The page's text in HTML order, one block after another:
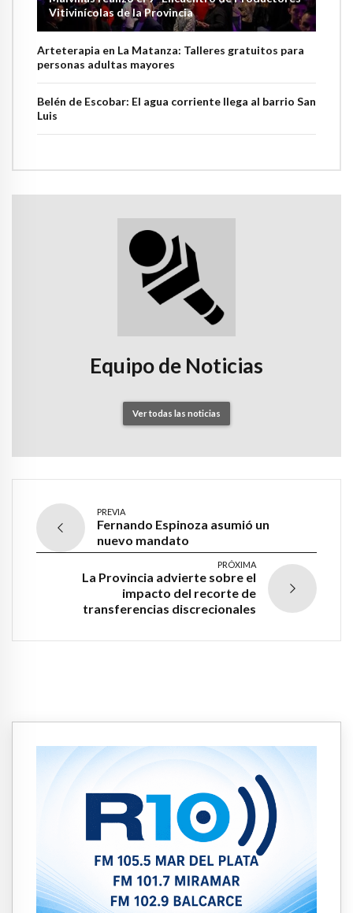
Vitivinícolas de la Provincia
Arteterapia en La Matanza: Talleres gratuitos para
personas adultas mayores
Belén de Escobar: El agua corriente llega al barrio San
Luis
Equipo de Noticias
Ver todas las noticias
PREVIA
Fernando Espinoza asumió un
nuevo mandato
PRÓXIMA
La Provincia advierte sobre el
impacto del recorte de
transferencias discrecionales